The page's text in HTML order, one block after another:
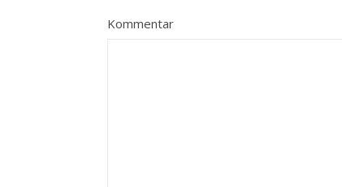
Kommentar